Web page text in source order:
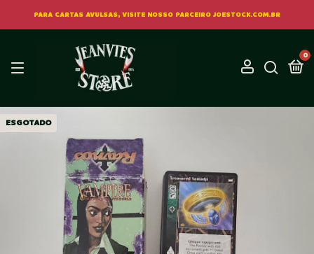
PARA CARTAS AVULSAS, VISITE NOSSO PARCEIRO JOESTOCK.COM.BR
0
ESGOTADO